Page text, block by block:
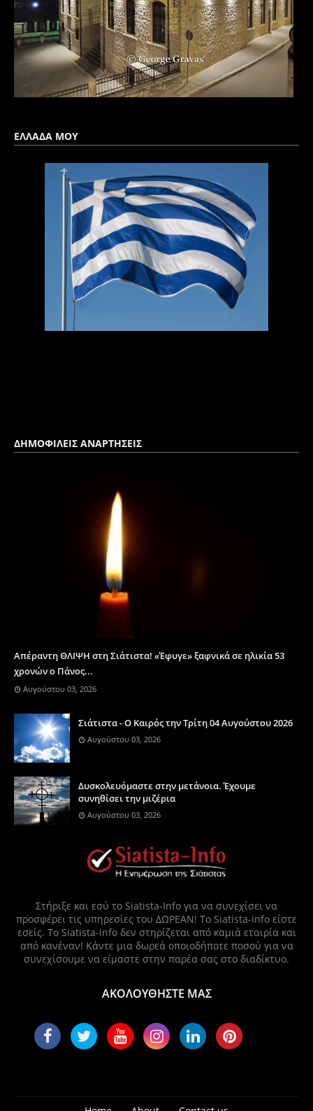
ΕΛΛΑΔΑ ΜΟΥ
ΔΗΜΟΦΙΛΕΙΣ ΑΝΑΡΤΗΣΕΙΣ
Απέραντη ΘΛΙΨΗ στη Σιάτιστα! «Έφυγε» ξαφνικά σε ηλικία 53
χρονών ο Πάνος...
Αυγούστου 03, 2026
Σιάτιστα - Ο Καιρός την Τρίτη 04 Αυγούστου 2026
Αυγούστου 03, 2026
Δυσκολευόμαστε στην μετάνοια. Έχουμε
συνηθίσει την μιζέρια
Αυγούστου 03, 2026
Στήριξε και εσύ το Siatista-Info για να συνεχίσει να
προσφέρει τις υπηρεσίες του ΔΩΡΕΑΝ! Το Siatista-info είστε
εσείς. Το Siatista-info δεν στηρίζεται από καμιά εταιρία και
από κανέναν! Κάντε μια δωρεά οποιοδήποτε ποσού για να
συνεχίσουμε να είμαστε στην παρέα σας στο διαδίκτυο.
ΑΚΟΛΟΥΘΗΣΤΕ ΜΑΣ